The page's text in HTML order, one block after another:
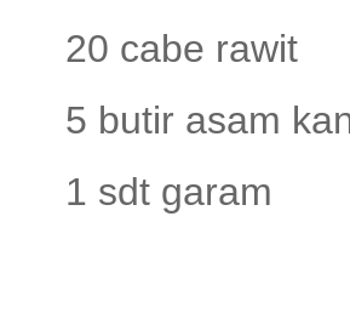
20 cabe rawit
5 butir asam
1 sdt garam